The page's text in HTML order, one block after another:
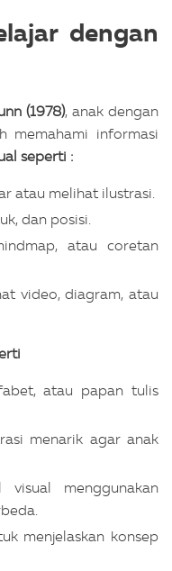
dengan
(1978), anak dengan
memahami informasi
seperti :
atau melihat ilustrasi.
dan posisi.
atau coretan
video, diagram, atau
atau papan tulis
menarik agar anak
menggunakan
menjelaskan konsep